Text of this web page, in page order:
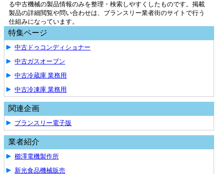
る中古機械の製品情報のみを整理・検索しやすくしたものです。掲載
製品の詳細閲覧や問い合わせは、ブランスリー業者街のサイトで行う
仕組みになっています。
特集ページ
中古ドゥコンディショナー
中古ガスオーブン
中古冷蔵庫 業務用
中古冷凍庫 業務用
関連企画
ブランスリー電子版
業者紹介
櫛澤電機製作所
新光食品機械販売